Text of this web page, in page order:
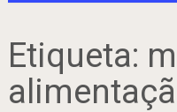
Etiqueta: